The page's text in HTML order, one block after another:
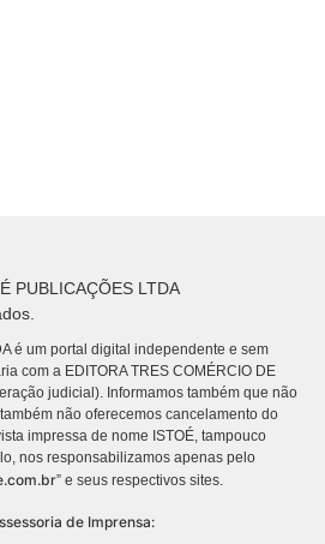
PUBLICAÇÕES LTDA
é um portal digital independente e sem
com a EDITORA TRES COMÉRCIO DE
judicial). Informamos também que não
não oferecemos cancelamento do
impressa de nome ISTOÉ, tampouco
nos responsabilizamos apenas pelo
” e seus respectivos sites.
de Imprensa: